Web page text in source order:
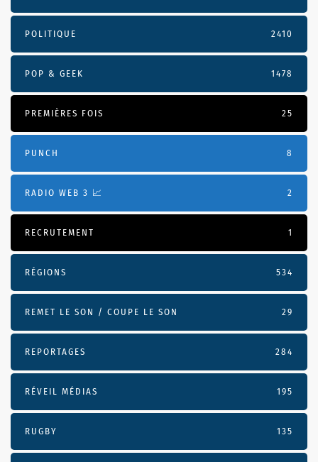
POLITIQUE 2410
POP & GEEK 1478
PREMIÈRES FOIS 25
PUNCH 8
RADIO WEB 3 📈 2
RECRUTEMENT 1
RÉGIONS 534
REMET LE SON / COUPE LE SON 29
REPORTAGES 284
RÉVEIL MÉDIAS 195
RUGBY 135